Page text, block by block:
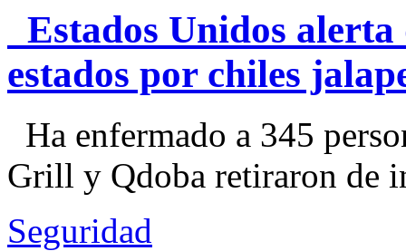
Estados Unidos alerta
estados por chiles
Ha enfermado a 345
Grill y Qdoba retiraron de
Seguridad